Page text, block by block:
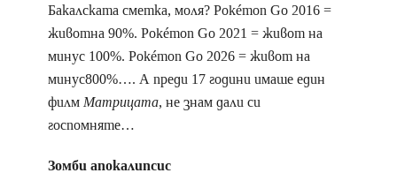
Бакалската сметка, моля? Pokémon Go 2016 =
животна 90%. Pokémon Go 2021 = живот на
минус 100%. Pokémon Go 2026 = живот на
минус800%…. А преди 17 години имаше един
филмМатрицата, не знам дали си
госпомняте…
Зомби апокалипсис